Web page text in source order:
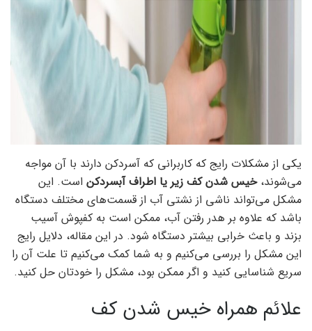
یکی از مشکلات رایج که کاربرانی که آسردکن دارند با آن مواجه
می‌شوند،خیس شدن کف زیر یا اطراف آبسردکن است. این
مشکل می‌تواند ناشی از نشتی آب از قسمت‌های مختلف دستگاه
باشد که علاوه بر هدر رفتن آب، ممکن است به کفپوش آسیب
بزند و باعث خرابی بیشتر دستگاه شود. در این مقاله، دلایل رایج
این مشکل را بررسی می‌کنیم و به شما کمک می‌کنیم تا علت آن را
سریع شناسایی کنید و اگر ممکن بود، مشکل را خودتان حل کنید.
علائم همراه خیس شدن کف